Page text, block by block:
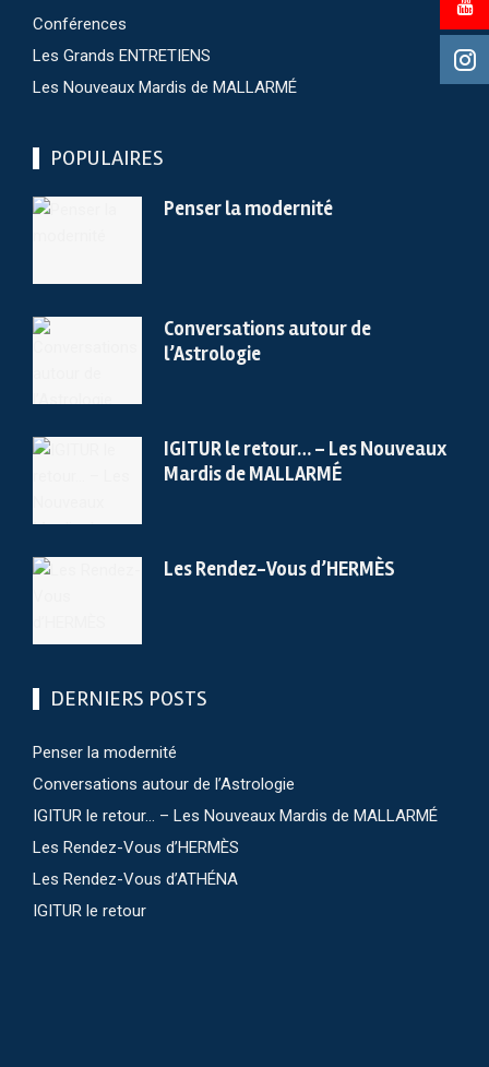
Conférences
Les Grands ENTRETIENS
Les Nouveaux Mardis de MALLARMÉ
POPULAIRES
Penser la modernité
Conversations autour de
l’Astrologie
IGITUR le retour… – Les Nouveaux
Mardis de MALLARMÉ
Les Rendez-Vous d’HERMÈS
DERNIERS POSTS
Penser la modernité
Conversations autour de l’Astrologie
IGITUR le retour… – Les Nouveaux Mardis de MALLARMÉ
Les Rendez-Vous d’HERMÈS
Les Rendez-Vous d’ATHÉNA
IGITUR le retour